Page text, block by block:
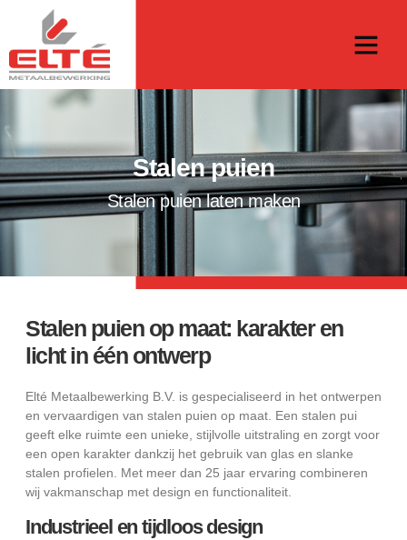
Stalen puien
Stalen puien laten maken
Stalen puien op maat: karakter en
licht in één ontwerp
Elté Metaalbewerking B.V. is gespecialiseerd in het ontwerpen
en vervaardigen van stalen puien op maat. Een stalen pui
geeft elke ruimte een unieke, stijlvolle uitstraling en zorgt voor
een open karakter dankzij het gebruik van glas en slanke
stalen profielen. Met meer dan 25 jaar ervaring combineren
wij vakmanschap met design en functionaliteit.
Industrieel en tijdloos design